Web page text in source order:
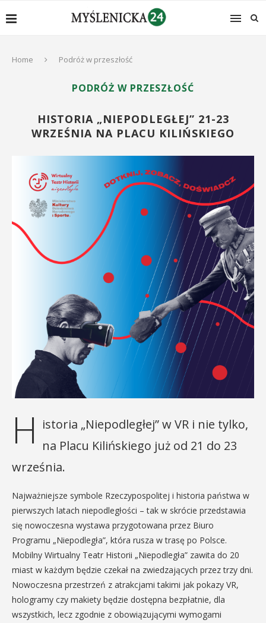
Home Podróż w przeszłość
PODRÓŻ W PRZESZŁOŚĆ
HISTORIA „NIEPODLEGŁEJ” 21-23
WRZEŚNIA NA PLACU KILIŃSKIEGO
H istoria „Niepodległej” w VR i nie tylko,
na Placu Kilińskiego już od 21 do 23
września.
Najważniejsze symbole Rzeczypospolitej i historia państwa w
pierwszych latach niepodległości – tak w skrócie przedstawia
się nowoczesna wystawa przygotowana przez Biuro
Programu „Niepodległa”, która rusza w trasę po Polsce.
Mobilny Wirtualny Teatr Historii „Niepodległa” zawita do 20
miast w każdym będzie czekał na zwiedzających przez trzy dni.
Nowoczesna przestrzeń z atrakcjami takimi jak pokazy VR,
hologramy czy makiety będzie dostępna bezpłatnie, dla
wszystkich, lecz zgodnie z obowiązującymi wymogami